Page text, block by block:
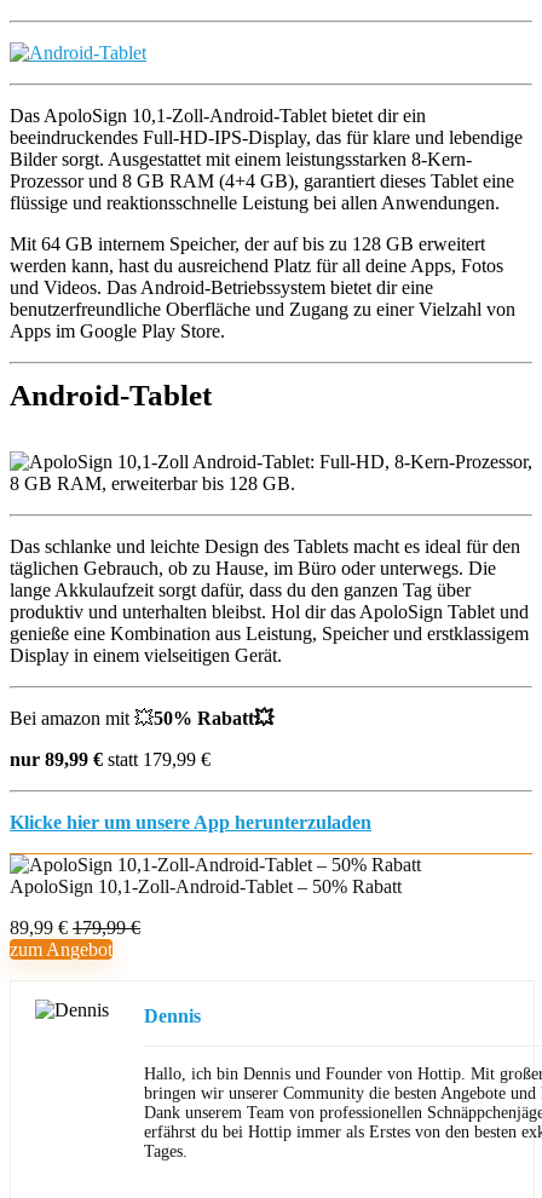
Das ApoloSign 10,1-Zoll-Android-Tablet bietet dir ein
beeindruckendes Full-HD-IPS-Display, das für klare und lebendige
Bilder sorgt. Ausgestattet mit einem leistungsstarken 8-Kern-
Prozessor und 8 GB RAM (4+4 GB), garantiert dieses Tablet eine
flüssige und reaktionsschnelle Leistung bei allen Anwendungen.
Mit 64 GB internem Speicher, der auf bis zu 128 GB erweitert
werden kann, hast du ausreichend Platz für all deine Apps, Fotos
und Videos. Das Android-Betriebssystem bietet dir eine
benutzerfreundliche Oberfläche und Zugang zu einer Vielzahl von
Apps im Google Play Store.
Android-Tablet
Das schlanke und leichte Design des Tablets macht es ideal für den
täglichen Gebrauch, ob zu Hause, im Büro oder unterwegs. Die
lange Akkulaufzeit sorgt dafür, dass du den ganzen Tag über
produktiv und unterhalten bleibst. Hol dir das ApoloSign Tablet und
genieße eine Kombination aus Leistung, Speicher und erstklassigem
Display in einem vielseitigen Gerät.
Bei amazon mit 💥50% Rabatt💥
nur 89,99 € statt 179,99 €
Klicke hier um unsere App herunterzuladen
ApoloSign 10,1-Zoll-Android-Tablet – 50% Rabatt
89,99 € 179,99 €
zum Angebot
Dennis
Hallo, ich bin Dennis und Founder von Hottip. Mit
bringen wir unserer Community die besten Angebote und
Dank unserem Team von professionellen
erfährst du bei Hottip immer als Erstes von den besten
Tages.